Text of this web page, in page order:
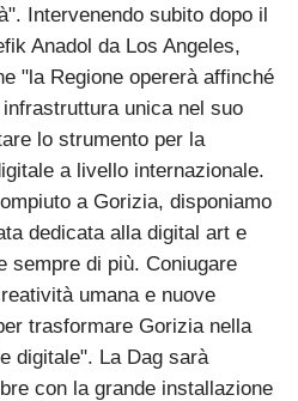
Intervenendo subito dopo il
Anadol da Los Angeles,
"la Regione opererà affinché
unica nel suo
lo strumento per la
a livello internazionale.
a Gorizia, disponiamo
dedicata alla digital art e
sempre di più. Coniugare
umana e nuove
trasformare Gorizia nella
digitale". La Dag sarà
con la grande installazione